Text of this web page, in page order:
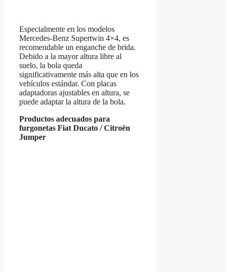
Especialmente en los modelos
Mercedes-Benz Supertwin 4×4, es
recomendable un enganche de brida.
Debido a la mayor altura libre al
suelo, la bola queda
significativamente más alta que en los
vehículos estándar. Con placas
adaptadoras ajustables en altura, se
puede adaptar la altura de la bola.
Productos adecuados para
furgonetas Fiat Ducato / Citroën
Jumper